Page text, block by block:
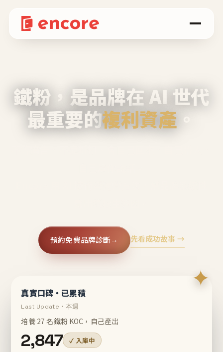
鐵粉，是品牌在 AI 世代
最重要的複利資產 。
預約免費品牌診斷→ 先看成功故事 →
✦
真實口碑・已累積
Last Update・本週
培養 27 名鐵粉 KOC，自己產出
2,847 ✓ 入庫中